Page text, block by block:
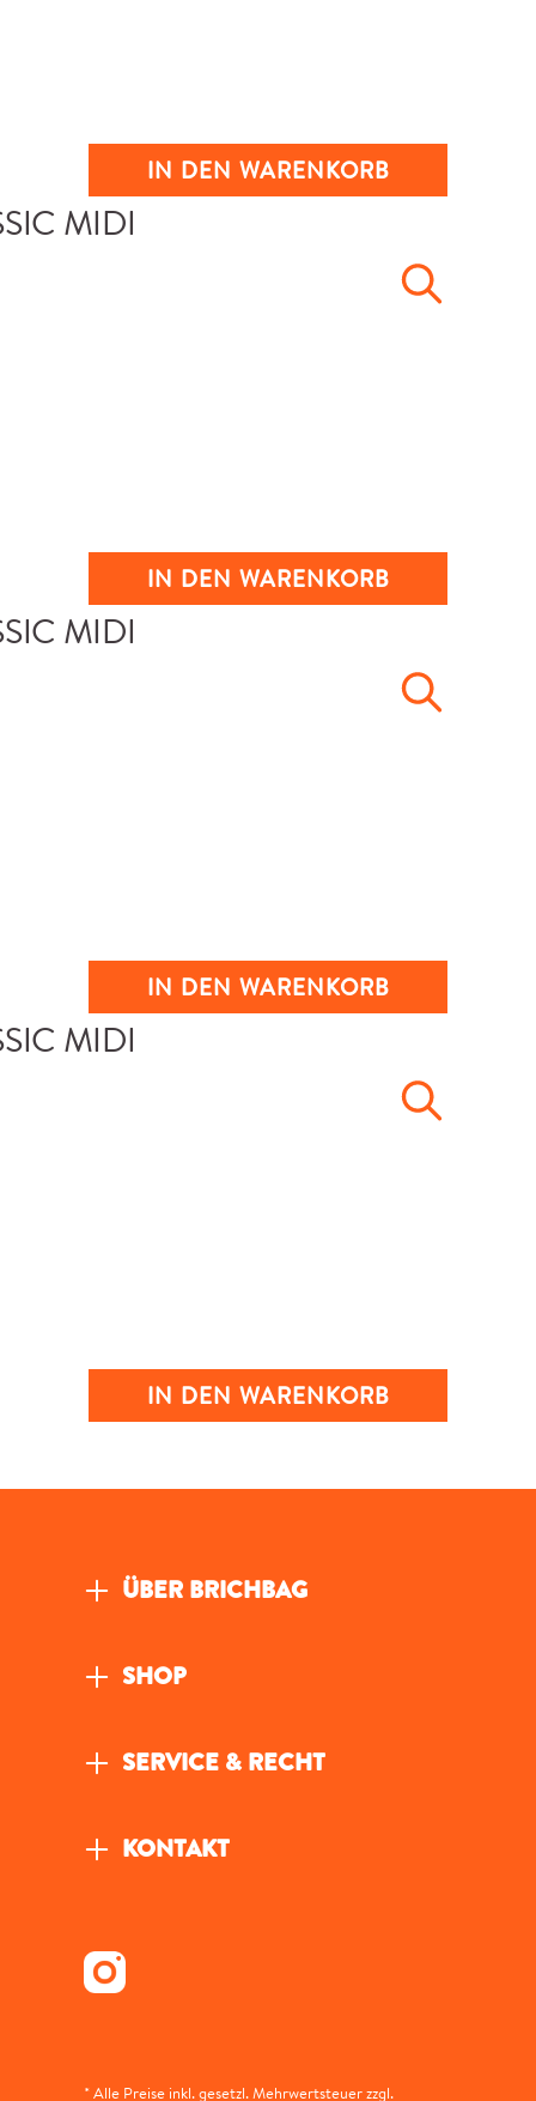
IN DEN WARENKORB
IN DEN WARENKORB
IN DEN WARENKORB
IN DEN WARENKORB
ÜBER BRICHBAG
SHOP
SERVICE & RECHT
KONTAKT
* Alle Preise inkl. gesetzl. Mehrwertsteuer zzgl.